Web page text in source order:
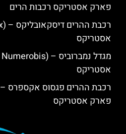
פארק אסטריקס רכבות הרים
אסטריקס
אסטריקס
פארק אסטריקס